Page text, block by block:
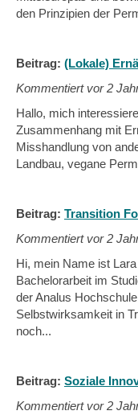
den Prinzipien der
Beitrag: (Lokale)
Kommentiert vor2
Hallo, mich
Zusammenhang mit
Misshandlung von
Landbau, vegane
Beitrag: Transition
Kommentiert vor2
Hi, mein Name ist
Bachelorarbeit im
der Analus
Selbstwirksamkeit in
noch...
Beitrag: Soziale
Kommentiert vor2